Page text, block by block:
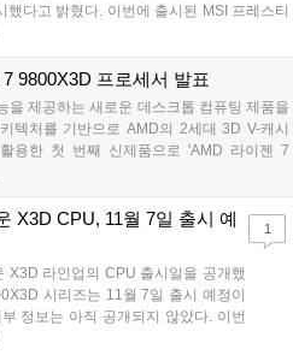
했다고 밝혔다. 이번에 출시된 MSI 프레스티
은 비즈니스 사용자부터 전문 디자인 툴
제공한다. 최신 AMD 라이젠(Ryzen) AI 9
고사양의 작업을 원활하게 처리할 수 있다.
제작된 스트릭스 포인트(Strix Point)는 50
프로그램을 가속화하여 다양한 작업에서 극
공한다....
9800X3D 프로세서 발표
을 제공하는 새로운 데스크톱 컴퓨팅 제품을
텍처를 기반으로 AMD의 2세대 3D V-캐시
용한 첫 번째 신제품으로 'AMD 라이젠 7
서를 발표했다. AMD 라이젠 7 9800X3D 프
션은 젠 5 코어의 온도를 낮추고, 클럭 속도
메모리를 프로세서 아래로 재배치함으로
를 냉각 솔루션에 더 가깝게 배치되도록 설
X3D CPU, 11월 7일 출시 예
X3D 라인업의 CPU 출시일을 공개했
시리즈는 11월 7일 출시 예정이
정보는 아직 공개되지 않았다. 이번
시리즈 CPU는 지난 8월에 출시
1